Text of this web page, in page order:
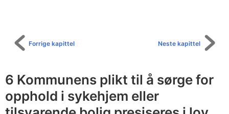
g
r
Neste kapittel
Forrige kapittel
6 Kommunens plikt til å sørge for
opphold i sykehjem eller